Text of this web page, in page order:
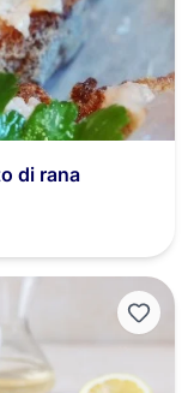
di rana